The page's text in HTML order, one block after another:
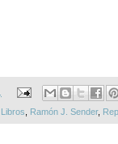
Libros Ramón J. Sender,